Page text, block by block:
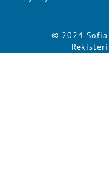
© 2024 Sofia